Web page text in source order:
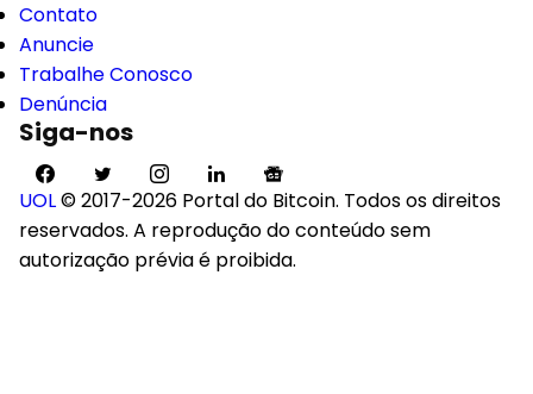
Contato
Anuncie
Trabalhe Conosco
Denúncia
Siga-nos
UOL© 2017-2026 Portal do Bitcoin. Todos os direitos
reservados. A reprodução do conteúdo sem
autorização prévia é proibida.